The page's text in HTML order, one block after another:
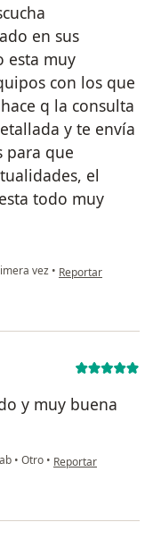
en sus
esta muy
con los que
q la consulta
y te envía
para que
el
todo muy
vez • en opinión del
Reportar
y muy buena
• Otro • en opinión del
Reportar